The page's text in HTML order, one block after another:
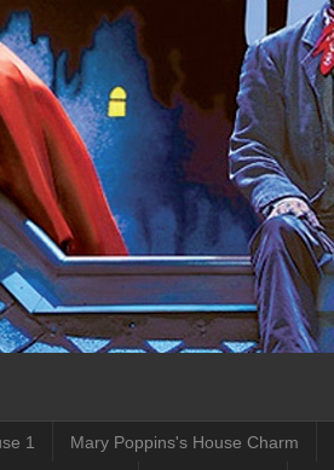
1 Mary Poppins's House Charm